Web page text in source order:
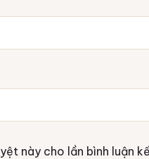
này cho lần bình luận